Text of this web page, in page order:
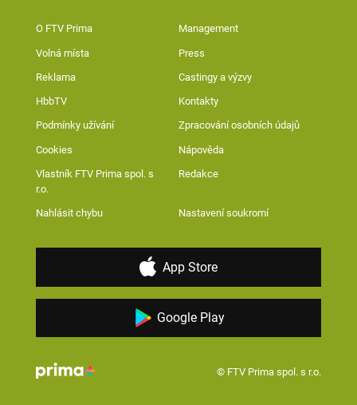
O FTV Prima Management
Volná místa Press
Reklama Castingy a výzvy
HbbTV Kontakty
Podmínky užívání Zpracování osobních údajů
Cookies Nápověda
Vlastník FTV Prima spol. s
r.o.
Redakce
Nahlásit chybu Nastavení soukromí
App Store
Google Play
© FTV Prima spol. s r.o.